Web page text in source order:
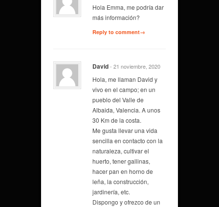
Hola Emma, me podría dar
más información?
Reply to comment→
David- 21 noviembre, 2020
Hola, me llaman David y
vivo en el campo; en un
pueblo del Valle de
Albaida, Valencia. A unos
30 Km de la costa.
Me gusta llevar una vida
sencilla en contacto con la
naturaleza, cultivar el
huerto, tener gallinas,
hacer pan en horno de
leña, la construcción,
jardinería, etc.
Dispongo y ofrezco de un